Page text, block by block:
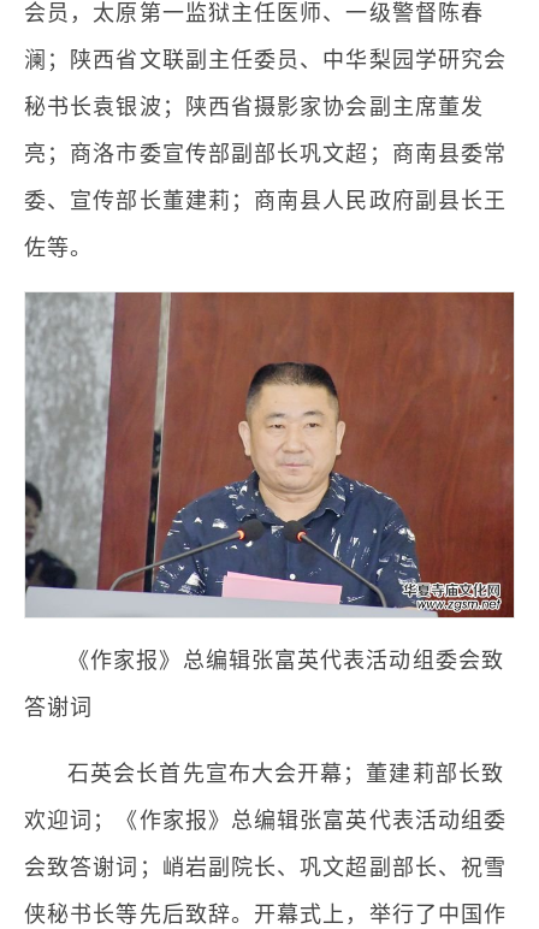
会员，太原第一监狱主任医师、一级警督陈春
澜；陕西省文联副主任委员、中华梨园学研究会
秘书长袁银波；陕西省摄影家协会副主席董发
亮；商洛市委宣传部副部长巩文超；商南县委常
委、宣传部长董建莉；商南县人民政府副县长王
佐等。
《作家报》总编辑张富英代表活动组委会致
答谢词
石英会长首先宣布大会开幕；董建莉部长致
欢迎词；《作家报》总编辑张富英代表活动组委
会致答谢词；峭岩副院长、巩文超副部长、祝雪
侠秘书长等先后致辞。开幕式上，举行了中国作